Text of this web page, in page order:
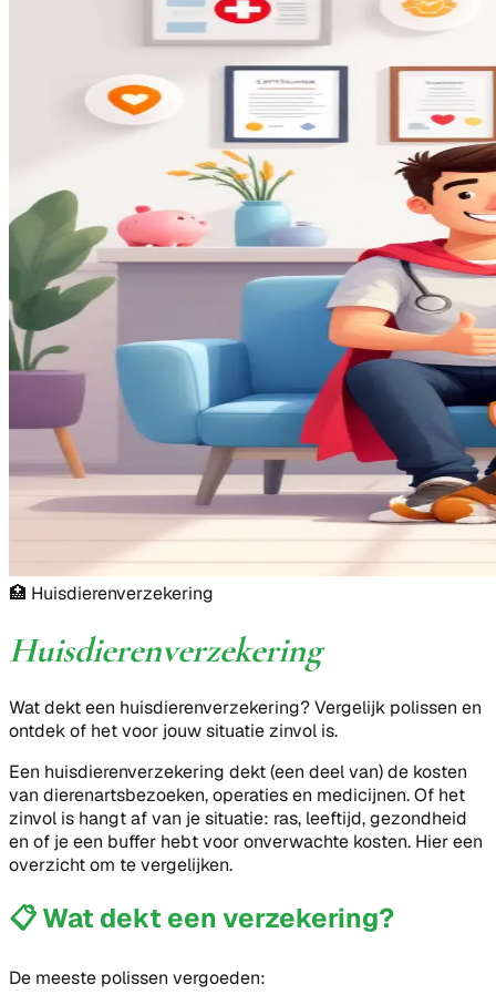
🏥 Huisdierenverzekering
Huisdierenverzekering
Wat dekt een huisdierenverzekering? Vergelijk polissen en
ontdek of het voor jouw situatie zinvol is.
Een huisdierenverzekering dekt (een deel van) de kosten
van dierenartsbezoeken, operaties en medicijnen. Of het
zinvol is hangt af van je situatie: ras, leeftijd, gezondheid
en of je een buffer hebt voor onverwachte kosten. Hier een
overzicht om te vergelijken.
📋Wat dekt een verzekering?
De meeste polissen vergoeden: